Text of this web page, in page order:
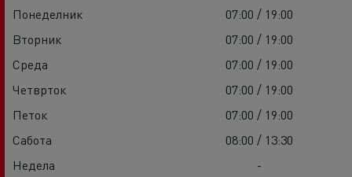
Понеделник
07:00 / 19:00
Вторник
07:00 / 19:00
Среда
07:00 / 19:00
Четврток
07:00 / 19:00
Петок
07:00 / 19:00
Сабота
08:00 / 13:30
Недела
-